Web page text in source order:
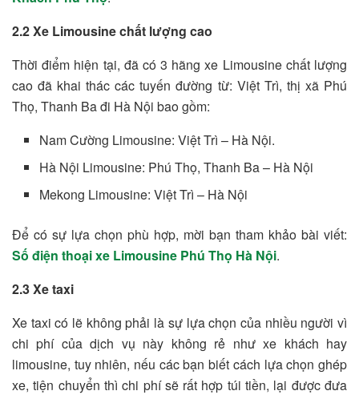
2.2 Xe Limousine chất lượng cao
Thời điểm hiện tại, đã có 3 hãng xe Limousine chất lượng
cao đã khai thác các tuyến đường từ: Việt Trì, thị xã Phú
Thọ, Thanh Ba đi Hà Nội bao gồm:
Nam Cường Limousine: Việt Trì – Hà Nội.
Hà Nội Limousine: Phú Thọ, Thanh Ba – Hà Nội
Mekong Limousine: Việt Trì – Hà Nội
Để có sự lựa chọn phù hợp, mời bạn tham khảo bài viết:
Số điện thoại xe Limousine Phú Thọ Hà Nội.
2.3 Xe taxi
Xe taxi có lẽ không phải là sự lựa chọn của nhiều người vì
chi phí của dịch vụ này không rẻ như xe khách hay
limousine, tuy nhiên, nếu các bạn biết cách lựa chọn ghép
xe, tiện chuyển thì chi phí sẽ rất hợp túi tiền, lại được đưa